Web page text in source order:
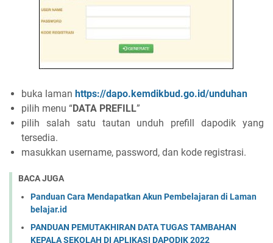
buka laman https://dapo.kemdikbud.go.id/unduhan
pilih menu “DATA PREFILL”
pilih salah satu tautan unduh prefill dapodik yang
tersedia.
masukkan username, password, dan kode registrasi.
BACA JUGA
Panduan Cara Mendapatkan Akun Pembelajaran di Laman
belajar.id
PANDUAN PEMUTAKHIRAN DATA TUGAS TAMBAHAN
KEPALA SEKOLAH DI APLIKASI DAPODIK 2022